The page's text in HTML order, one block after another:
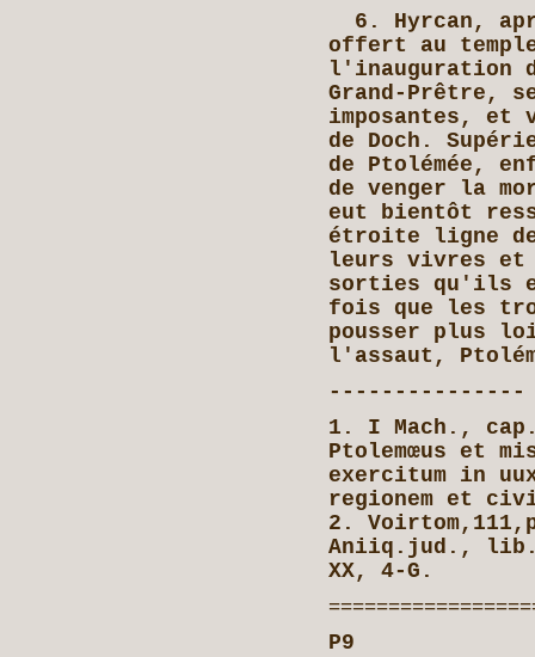
6. Hyrcan,
offert au
l'inauguration
Grand-Prêtre,
imposantes,
de Doch.
de Ptolémée,
de venger la
eut bientôt
étroite ligne
leurs vivres et
sorties qu'ils
fois que les
pousser plus
l'assaut,
---------------
1. I Mach.,
Ptolemœus et
exercitum in
regionem et
2.
Aniiq.jud.,
XX, 4-G.
P9